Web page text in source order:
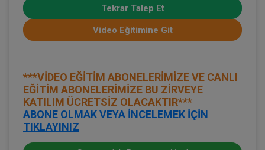
Tekrar Talep Et
Video Eğitimine Git
***VİDEO EĞİTİM ABONELERİMİZE VE CANLI
EĞİTİM ABONELERİMİZE BU ZİRVEYE
KATILIM ÜCRETSİZ OLACAKTIR***
ABONE OLMAK VEYA İNCELEMEK İÇİN
TIKLAYINIZ